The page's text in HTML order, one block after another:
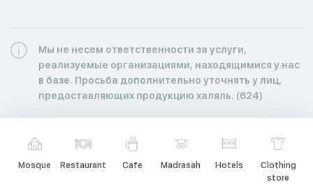
Мы не несем ответственности за услуги,
реализуемые организациями, находящимися у нас
в базе. Просьба дополнительно уточнять у лиц,
предоставляющих продукцию халяль. (624)
Mosque Restaurant Cafe Madrasah Hotels
Clothing
store